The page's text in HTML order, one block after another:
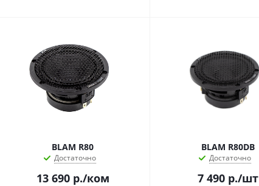
BLAM R80
Достаточно
13 690р./ком
BLAM R80DB
Достаточно
7 490р./шт